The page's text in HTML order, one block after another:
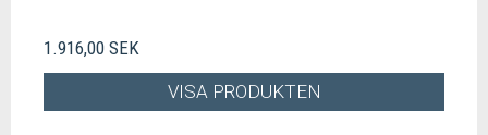
1.916,00 SEK
VISA PRODUKTEN